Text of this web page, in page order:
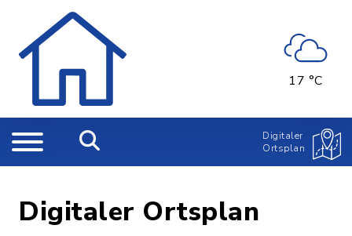
17 °C
Digitaler
Ortsplan
Digitaler Ortsplan